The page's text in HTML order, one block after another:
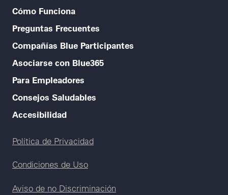
Cómo Funciona
Preguntas Frecuentes
Compañías Blue Participantes
Asociarse con Blue365
Para Empleadores
Consejos Saludables
Accesibilidad
Legal menu
Política de Privacidad
Condiciones de Uso
Aviso de no Discriminación